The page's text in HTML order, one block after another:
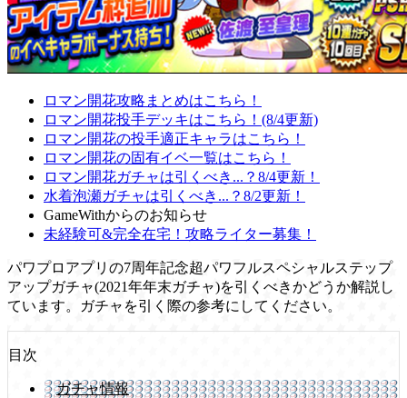
ロマン開花攻略まとめはこちら！
ロマン開花投手デッキはこちら！(8/4更新)
ロマン開花の投手適正キャラはこちら！
ロマン開花の固有イベ一覧はこちら！
ロマン開花ガチャは引くべき...？8/4更新！
水着泡瀬ガチャは引くべき...？8/2更新！
GameWithからのお知らせ
未経験可&完全在宅！攻略ライター募集！
パワプロアプリの7周年記念超パワフルスペシャルステップ
アップガチャ(2021年年末ガチャ)を引くべきかどうか解説し
ています。ガチャを引く際の参考にしてください。
目次
ガチャ情報